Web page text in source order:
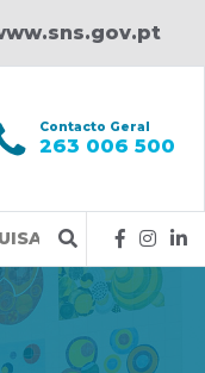
Contacto Geral
263 006 500